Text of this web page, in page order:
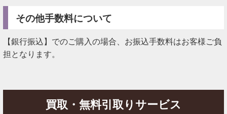
その他手数料について
【銀行振込】でのご購入の場合、お振込手数料はお客様ご負
担となります。
買取・無料引取りサービス